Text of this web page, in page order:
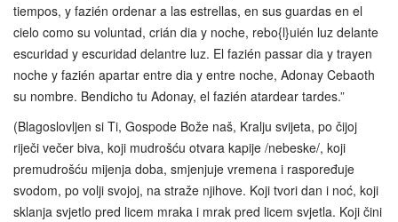
tiempos, y fazién ordenar a las estrellas, en sus guardas en el
cielo como su voluntad, crián dia y noche, rebo{l}uién luz delante
escuridad y escuridad delantre luz. El fazién passar dia y trayen
noche y fazién apartar entre dia y entre noche, Adonay Cebaoth
su nombre. Bendicho tu Adonay, el fazién atardear tardes.”
(Blagoslovljen si Ti, Gospode Bože naš, Kralju svijeta, po čijoj
riječi večer biva, koji mudrošću otvara kapije /nebeske/, koji
premudrošću mijenja doba, smjenjuje vremena i raspoređuje
svodom, po volji svojoj, na straže njihove. Koji tvori dan i noć, koji
sklanja svjetlo pred licem mraka i mrak pred licem svjetla. Koji čini